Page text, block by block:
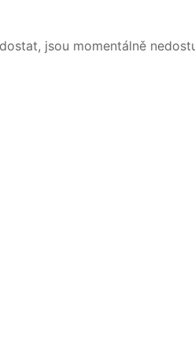
jsou momentálně